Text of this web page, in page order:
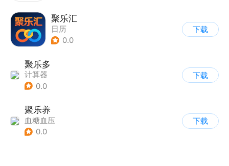
聚乐汇
日历
0.0
下载
聚乐多
计算器
0.0
下载
聚乐养
血糖血压
0.0
下载